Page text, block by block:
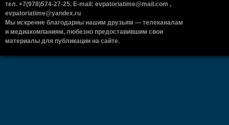
тел. +7(978)574-27-25. E-mail: evpatoriatime@mail.com ,
evpatoriatime@yandex.ru
Мы искренне благодарны нашим друзьям — телеканалам
и медиакомпаниям, любезно предоставившим свои
материалы для публикации на сайте.